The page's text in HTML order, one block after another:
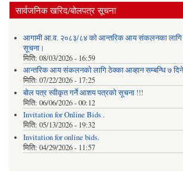
सार्वजनिक खरिद/बोलपत्र सूचना
आगामी आ.व. २०८३/८४ को आन्तरिक आय संकलनका लागि
सूचना।
मिति: 08/03/2026 - 16:59
आन्तरिक आय संकलनको लागि ठेक्‍का आव्हान सम्बन्धि ७
मिति: 07/22/2026 - 17:25
बोल पत्र स्वीकृत गर्ने आशय पत्रको सूचना !!!
मिति: 06/06/2026 - 00:12
Invitation for Online Bids .
मिति: 05/13/2026 - 19:32
Invitation for online bids.
मिति: 04/29/2026 - 11:57